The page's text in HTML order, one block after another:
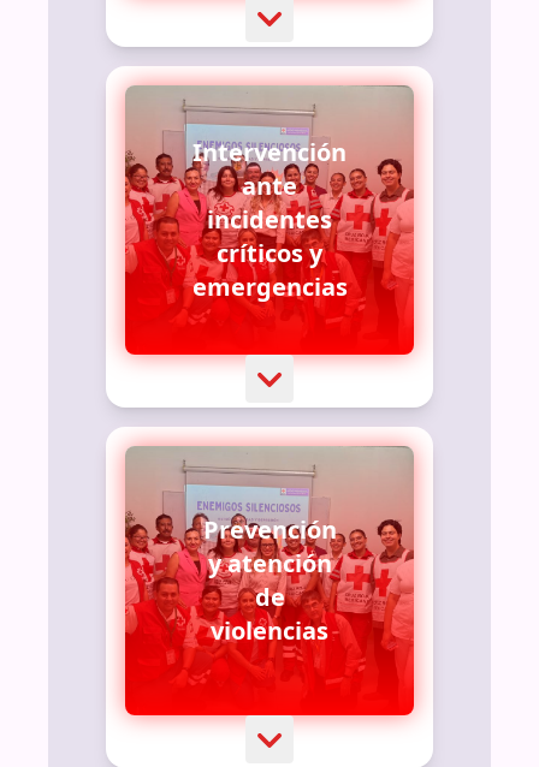
Intervención
ante
incidentes
críticos y
emergencias
Prevención
y atención
de
violencias